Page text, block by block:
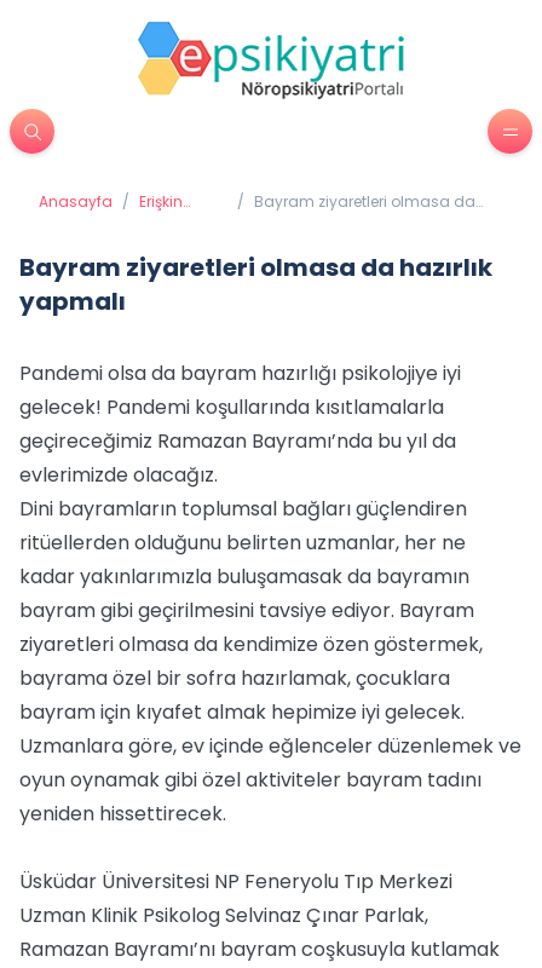
Anasayfa / Erişkin
/ Bayram ziyaretleri olmasa da
Bayram ziyaretleri olmasa da hazırlık
yapmalı
Pandemi olsa da bayram hazırlığı psikolojiye iyi
gelecek! Pandemi koşullarında kısıtlamalarla
geçireceğimiz Ramazan Bayramı’nda bu yıl da
evlerimizde olacağız.
Dini bayramların toplumsal bağları güçlendiren
ritüellerden olduğunu belirten uzmanlar, her ne
kadar yakınlarımızla buluşamasak da bayramın
bayram gibi geçirilmesini tavsiye ediyor. Bayram
ziyaretleri olmasa da kendimize özen göstermek,
bayrama özel bir sofra hazırlamak, çocuklara
bayram için kıyafet almak hepimize iyi gelecek.
Uzmanlara göre, ev içinde eğlenceler düzenlemek ve
oyun oynamak gibi özel aktiviteler bayram tadını
yeniden hissettirecek.
Üsküdar Üniversitesi NP Feneryolu Tıp Merkezi
Uzman Klinik Psikolog Selvinaz Çınar Parlak,
Ramazan Bayramı’nı bayram coşkusuyla kutlamak